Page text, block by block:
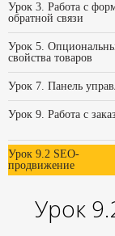
Урок 3. Работа с
обратной связи
Урок 5.
свойства товаров
Урок 7. Панель
Урок 9. Работа с
Урок 9.2 SEO-
продвижение
Урок